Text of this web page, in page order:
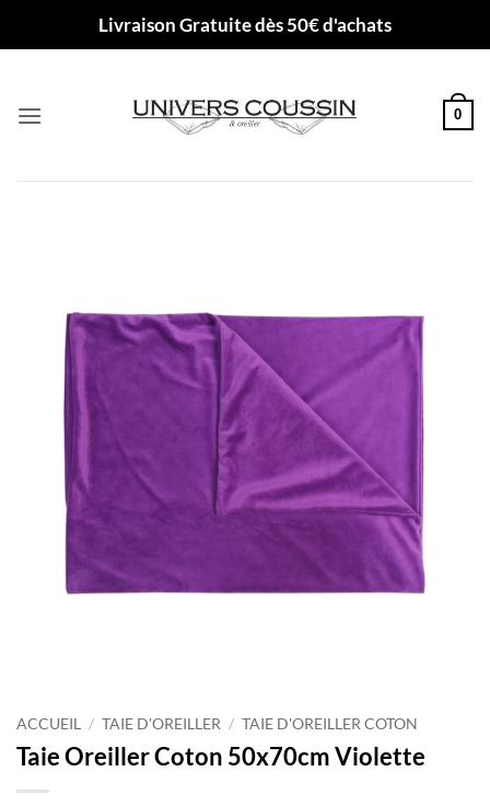
Livraison Gratuite dès 50€ d'achats
0
ACCUEIL / TAIE D'OREILLER / TAIE D'OREILLER COTON
Taie Oreiller Coton 50x70cm Violette